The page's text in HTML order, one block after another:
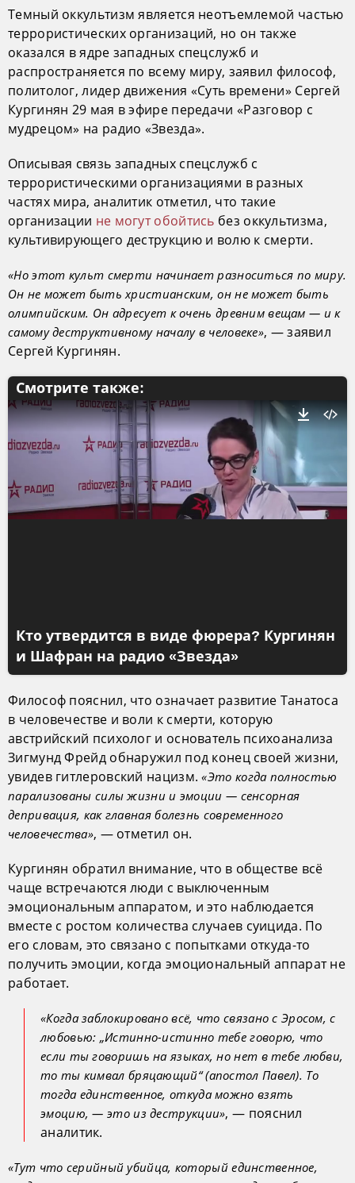
Темный оккультизм является неотъемлемой частью
террористических организаций, но он также
оказался в ядре западных спецслужб и
распространяется по всему миру, заявил философ,
политолог, лидер движения «Суть времени» Сергей
Кургинян 29 мая в эфире передачи «Разговор с
мудрецом» на радио «Звезда».
Описывая связь западных спецслужб с
террористическими организациями в разных
частях мира, аналитик отметил, что такие
организации не могут обойтись без оккультизма,
культивирующего деструкцию и волю к смерти.
«Но этот культ смерти начинает разноситься по миру.
Он не может быть христианским, он не может быть
олимпийским. Он адресует к очень древним вещам — и к
самому деструктивному началу в человеке», — заявил
Сергей Кургинян.
Смотрите также:
Кто утвердится в виде фюрера? Кургинян
и Шафран на радио «Звезда»
Философ пояснил, что означает развитие Танатоса
в человечестве и воли к смерти, которую
австрийский психолог и основатель психоанализа
Зигмунд Фрейд обнаружил под конец своей жизни,
увидев гитлеровский нацизм.«Это когда полностью
парализованы силы жизни и эмоции — сенсорная
депривация, как главная болезнь современного
человечества», — отметил он.
Кургинян обратил внимание, что в обществе всё
чаще встречаются люди с выключенным
эмоциональным аппаратом, и это наблюдается
вместе с ростом количества случаев суицида. По
его словам, это связано с попытками откуда-то
получить эмоции, когда эмоциональный аппарат не
работает.
«Когда заблокировано всё, что связано с Эросом, с
любовью: „Истинно-истинно тебе говорю, что
если ты говоришь на языках, но нет в тебе любви,
то ты кимвал бряцающий“ (апостол Павел). То
тогда единственное, откуда можно взять
эмоцию, — это из деструкции», — пояснил
аналитик.
«Тут что серийный убийца, который единственное,